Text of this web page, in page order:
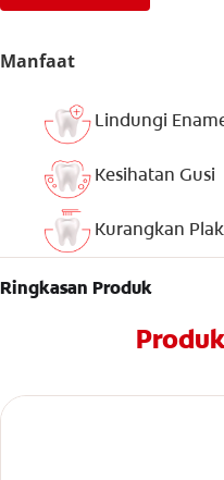
Manfaat
Lindungi
Kesihatan Gusi
Kurangkan Plak
Ringkasan Produk